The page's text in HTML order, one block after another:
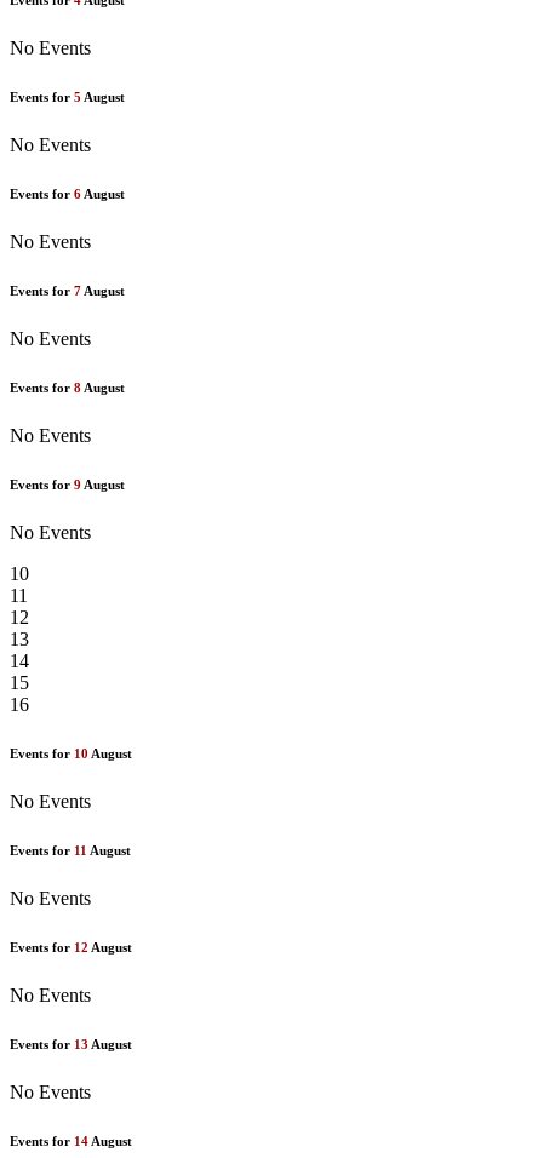
No Events
Events for 5 August
No Events
Events for 6 August
No Events
Events for 7 August
No Events
Events for 8 August
No Events
Events for 9 August
No Events
10
11
12
13
14
15
16
Events for 10 August
No Events
Events for 11 August
No Events
Events for 12 August
No Events
Events for 13 August
No Events
Events for 14 August